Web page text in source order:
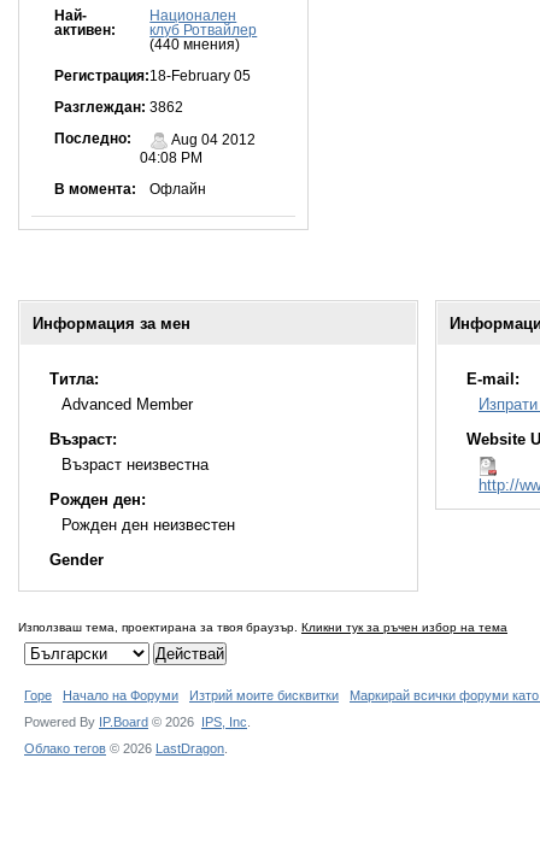
Най-
активен:
Национален
клуб Ротвайлер
(440 мнения)
Регистрация:18-February 05
Разглеждан: 3862
Последно:
Aug 04 2012
04:08 PM
В момента: Офлайн
Информация за мен
Титла:
Advanced Member
Възраст:
Възраст неизвестна
Рожден ден:
Рожден ден неизвестен
Gender
E-mail:
Website
http://
Използваш тема, проектирана за твоя браузър. Кликни тук за ръчен избор на тема
Горе Начало на Форуми Изтрий моите бисквитки
Маркирай всички форуми
Powered By IP.Board © 2026 IPS, Inc
Облако тегов © 2026 LastDragon